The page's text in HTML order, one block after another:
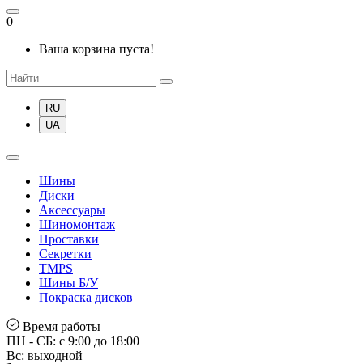
0
Ваша корзина пуста!
RU
UA
Шины
Диски
Аксессуары
Шиномонтаж
Проставки
Секретки
TMPS
Шины Б/У
Покраска дисков
Время работы
ПН - СБ: с 9:00 до 18:00
Вс: выходной